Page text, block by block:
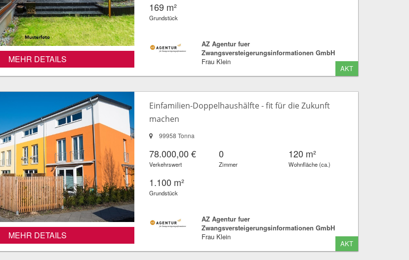
MEHR DETAILS
169 m²
Grundstück
AZ Agentur fuer
Zwangsversteigerungsinformationen GmbH
Frau Klein
AKT
MEHR DETAILS
Einfamilien-Doppelhaushälfte - fit für die Zukunft
machen
99958 Tonna
78.000,00 €
Verkehrswert
0
Zimmer
120 m²
Wohnfläche (ca.)
1.100 m²
Grundstück
AZ Agentur fuer
Zwangsversteigerungsinformationen GmbH
Frau Klein
AKT